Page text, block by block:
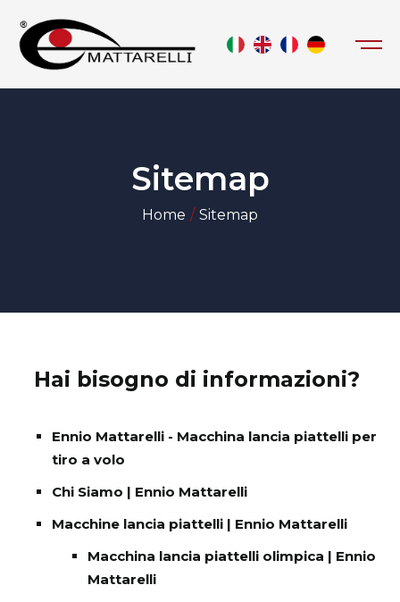
Sitemap
Home Sitemap
Hai bisogno di informazioni?
Ennio Mattarelli - Macchina lancia piattelli per
tiro a volo
Chi Siamo | Ennio Mattarelli
Macchine lancia piattelli | Ennio Mattarelli
Macchina lancia piattelli olimpica | Ennio
Mattarelli